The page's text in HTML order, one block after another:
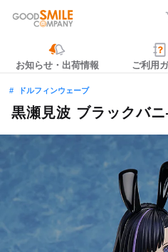
お知らせ・出荷情報 ご利用
ドルフィンウェーブ
黒瀬見波 ブラックバ